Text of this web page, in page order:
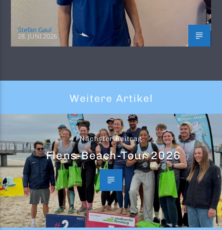
Stefan Gaul
28. JUNI 2026
Weitere Artikel
Nächster Beitrag
Flens-Beach-Tour 2026